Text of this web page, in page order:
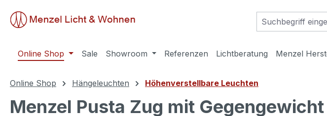
Online Shop Sale Showroom Referenzen Lichtberatung Menzel
Online Shop Hängeleuchten Höhenverstellbare Leuchten
Menzel Pusta Zug mit